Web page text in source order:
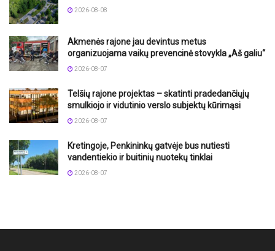
2026-08-08
Akmenės rajone jau devintus metus
organizuojama vaikų prevencinė stovykla „Aš galiu“
2026-08-07
Telšių rajone projektas – skatinti pradedančiųjų
smulkiojo ir vidutinio verslo subjektų kūrimąsi
2026-08-07
Kretingoje, Penkininkų gatvėje bus nutiesti
vandentiekio ir buitinių nuotekų tinklai
2026-08-07